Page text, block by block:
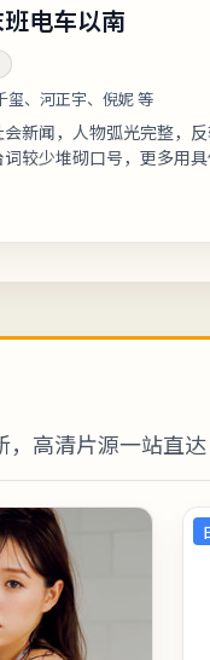
电车以南
玺、河正宇、倪妮 等
新闻，人物弧光完整，
较少堆砌口号，更多用
。《大邱夜以...
，高清片源一站直达